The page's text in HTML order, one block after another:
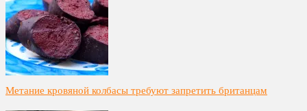
Метание кровяной колбасы требуют запретить британцам